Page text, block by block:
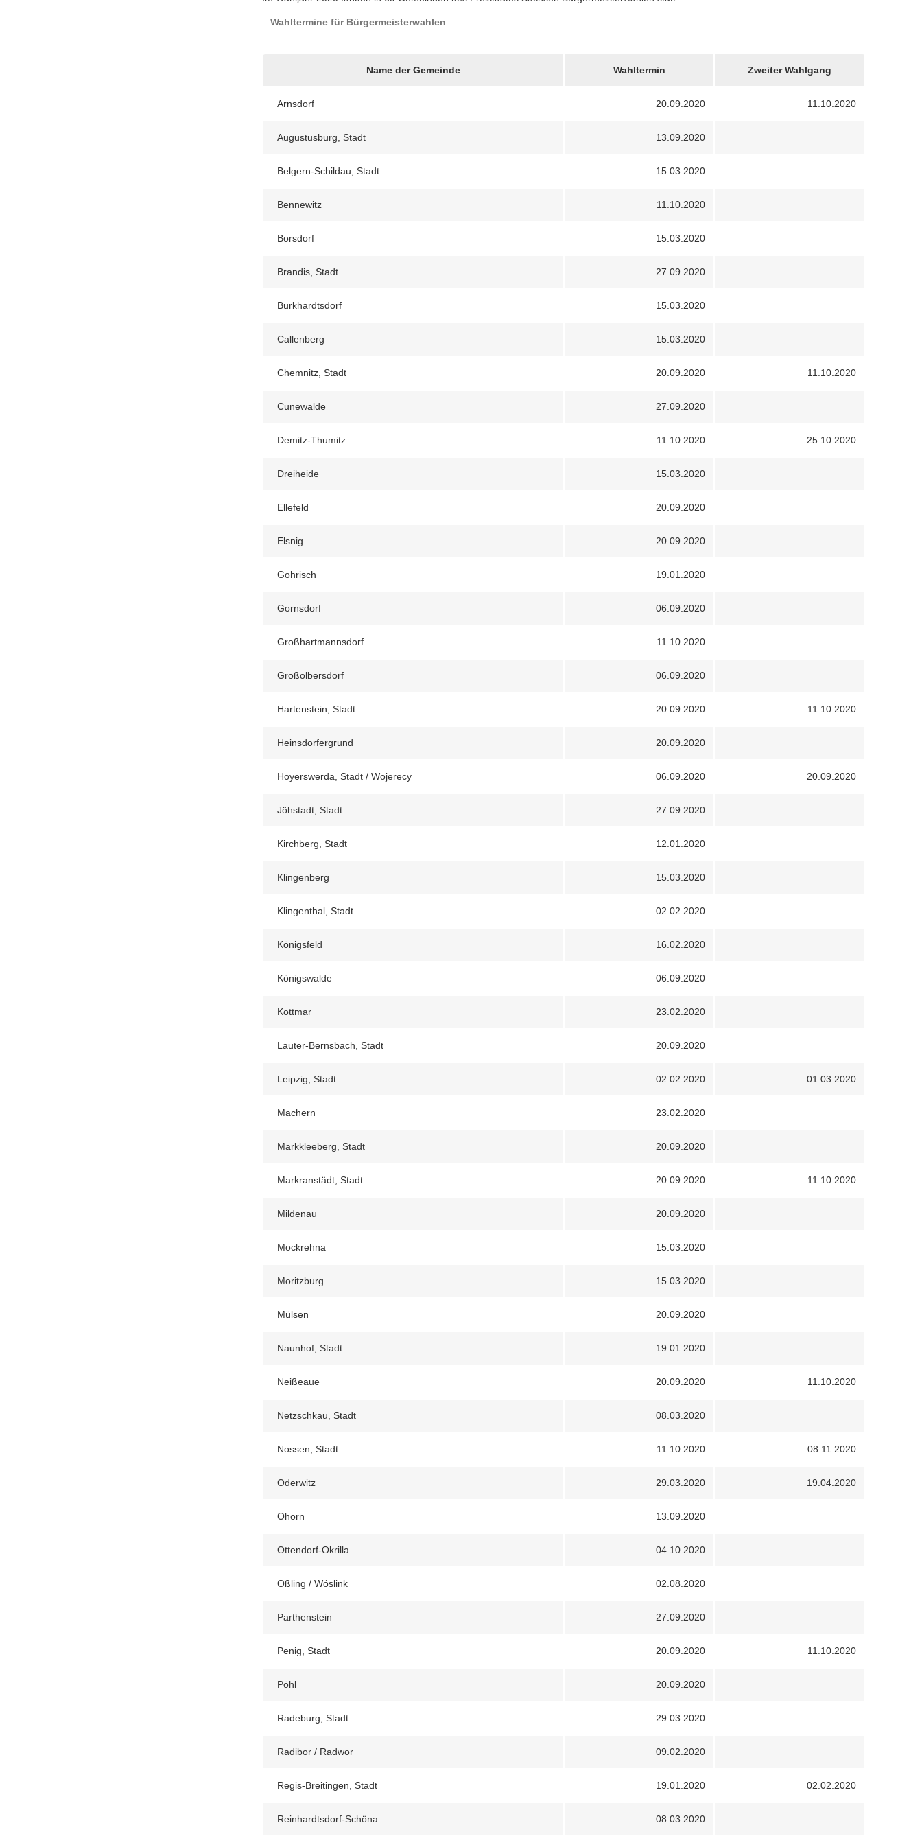
Wahltermine für Bürgermeisterwahlen
Name der Gemeinde Wahltermin Zweiter Wahlgang
Arnsdorf 20.09.2020 11.10.2020
Augustusburg, Stadt 13.09.2020
Belgern-Schildau, Stadt 15.03.2020
Bennewitz 11.10.2020
Borsdorf 15.03.2020
Brandis, Stadt 27.09.2020
Burkhardtsdorf 15.03.2020
Callenberg 15.03.2020
Chemnitz, Stadt 20.09.2020 11.10.2020
Cunewalde 27.09.2020
Demitz-Thumitz 11.10.2020 25.10.2020
Dreiheide 15.03.2020
Ellefeld 20.09.2020
Elsnig 20.09.2020
Gohrisch 19.01.2020
Gornsdorf 06.09.2020
Großhartmannsdorf 11.10.2020
Großolbersdorf 06.09.2020
Hartenstein, Stadt 20.09.2020 11.10.2020
Heinsdorfergrund 20.09.2020
Hoyerswerda, Stadt / Wojerecy 06.09.2020 20.09.2020
Jöhstadt, Stadt 27.09.2020
Kirchberg, Stadt 12.01.2020
Klingenberg 15.03.2020
Klingenthal, Stadt 02.02.2020
Königsfeld 16.02.2020
Königswalde 06.09.2020
Kottmar 23.02.2020
Lauter-Bernsbach, Stadt 20.09.2020
Leipzig, Stadt 02.02.2020 01.03.2020
Machern 23.02.2020
Markkleeberg, Stadt 20.09.2020
Markranstädt, Stadt 20.09.2020 11.10.2020
Mildenau 20.09.2020
Mockrehna 15.03.2020
Moritzburg 15.03.2020
Mülsen 20.09.2020
Naunhof, Stadt 19.01.2020
Neißeaue 20.09.2020 11.10.2020
Netzschkau, Stadt 08.03.2020
Nossen, Stadt 11.10.2020 08.11.2020
Oderwitz 29.03.2020 19.04.2020
Ohorn 13.09.2020
Ottendorf-Okrilla 04.10.2020
Oßling / Wóslink 02.08.2020
Parthenstein 27.09.2020
Penig, Stadt 20.09.2020 11.10.2020
Pöhl 20.09.2020
Radeburg, Stadt 29.03.2020
Radibor / Radwor 09.02.2020
Regis-Breitingen, Stadt 19.01.2020 02.02.2020
Reinhardtsdorf-Schöna 08.03.2020